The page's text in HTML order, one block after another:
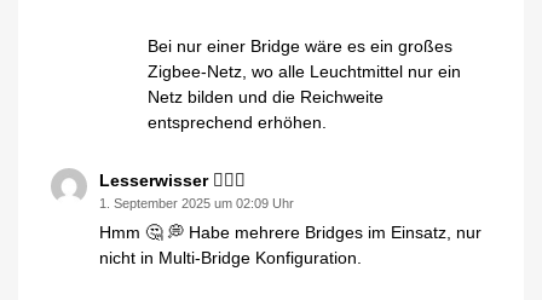
Bei nur einer Bridge wäre es ein großes
Zigbee-Netz, wo alle Leuchtmittel nur ein
Netz bilden und die Reichweite
entsprechend erhöhen.
Lesserwisser 🤷🏼‍♂️
1. September 2025 um 02:09 Uhr
Hmm 🤔 💭 Habe mehrere Bridges im Einsatz, nur
nicht in Multi-Bridge Konfiguration.